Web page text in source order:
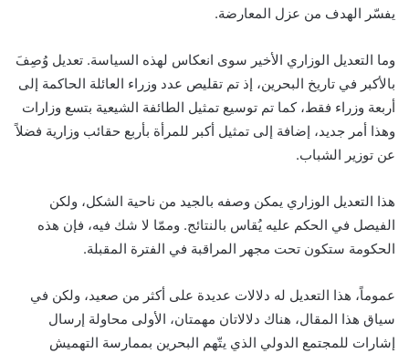
يفسّر الهدف من عزل المعارضة.
وما التعديل الوزاري الأخير سوى انعكاس لهذه السياسة. تعديل وُصِفَ
بالأكبر في تاريخ البحرين، إذ تم تقليص عدد وزراء العائلة الحاكمة إلى
أربعة وزراء فقط، كما تم توسيع تمثيل الطائفة الشيعية بتسع وزارات
وهذا أمر جديد، إضافة إلى تمثيل أكبر للمرأة بأربع حقائب وزارية فضلاً
عن توزير الشباب.
هذا التعديل الوزاري يمكن وصفه بالجيد من ناحية الشكل، ولكن
الفيصل في الحكم عليه يُقاس بالنتائج. وممّا لا شك فيه، فإن هذه
الحكومة ستكون تحت مجهر المراقبة في الفترة المقبلة.
عموماً، هذا التعديل له دلالات عديدة على أكثر من صعيد، ولكن في
سياق هذا المقال، هناك دلالاتان مهمتان، الأولى محاولة إرسال
إشارات للمجتمع الدولي الذي يتّهم البحرين بممارسة التهميش